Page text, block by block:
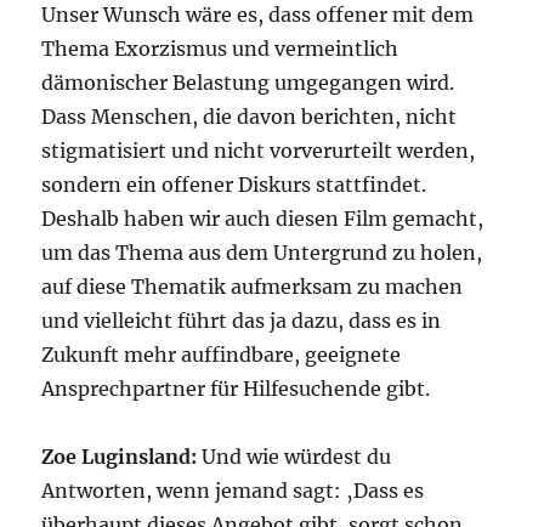
Unser Wunsch wäre es, dass offener mit dem
Thema Exorzismus und vermeintlich
dämonischer Belastung umgegangen wird.
Dass Menschen, die davon berichten, nicht
stigmatisiert und nicht vorverurteilt werden,
sondern ein offener Diskurs stattfindet.
Deshalb haben wir auch diesen Film gemacht,
um das Thema aus dem Untergrund zu holen,
auf diese Thematik aufmerksam zu machen
und vielleicht führt das ja dazu, dass es in
Zukunft mehr auffindbare, geeignete
Ansprechpartner für Hilfesuchende gibt.
Zoe Luginsland:Und wie würdest du
Antworten, wenn jemand sagt: ‚Dass es